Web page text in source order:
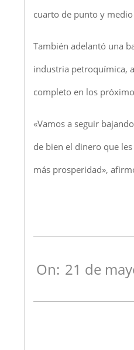
cuarto de punto y
También adelantó una
industria petroquímica,
completo en los
«Vamos a seguir
de bien el dinero que
más prosperidad»,
On: 21 de